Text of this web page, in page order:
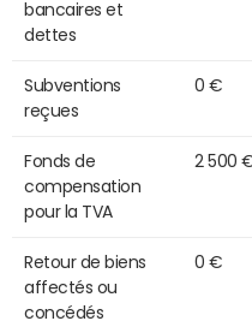
bancaires et
dettes
Subventions
reçues
0 €
Fonds de
compensation
pour la TVA
2 500
Retour de biens
affectés ou
concédés
0 €